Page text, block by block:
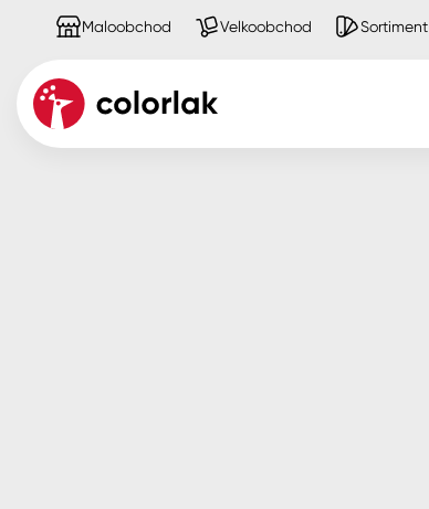
Maloobchod Velkoobchod Sortiment